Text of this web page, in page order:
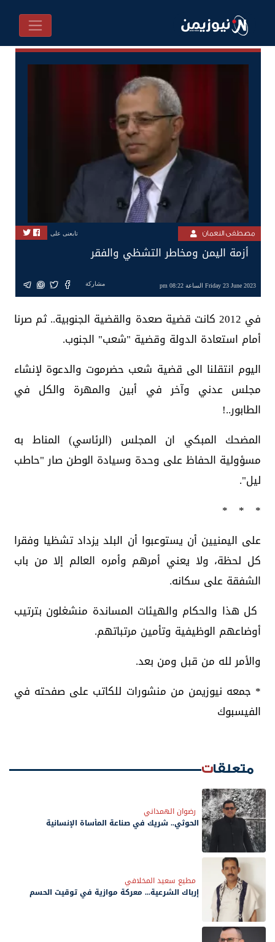
مصطفى النعمان تابعنى على
أزمة اليمن ومخاطر التشظي والفقر
Friday 23 June 2023 الساعة 08:22 pm مشاركة
في 2012 كانت قضية صعدة والقضية الجنوبية.. ثم صرنا
أمام استعادة الدولة وقضية "شعب" الجنوب.
اليوم انتقلنا الى قضية شعب حضرموت والدعوة لإنشاء
مجلس عدني وآخر في أبين والمهرة والكل في
الطابور..!
‏المضحك المبكي ان المجلس (الرئاسي) المناط به
مسؤولية الحفاظ على وحدة وسيادة الوطن صار "حاطب
ليل".
* * *
‏على اليمنيين أن يستوعبوا أن البلد يزداد تشظيا وفقرا
كل لحظة، ولا يعني أمرهم وأمره العالم إلا من باب
الشفقة على سكانه.
كل هذا والحكام والهيئات المساندة منشغلون بترتيب
أوضاعهم الوظيفية وتأمين مرتباتهم.
‏والأمر لله من قبل ومن بعد.
* جمعه نيوزيمن من منشورات للكاتب على صفحته في
الفيسبوك
متعلقات
رضوان الهمداني
الحوثي.. شريك في صناعة المأساة الإنسانية
مطيع سعيد المخلافي
إرباك الشرعية... معركة موازية في توقيت الحسم